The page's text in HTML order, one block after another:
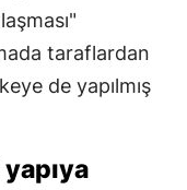
taraflardan
de yapılmış